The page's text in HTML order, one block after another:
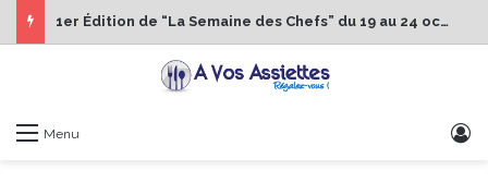
1er Édition de “La Semaine des Chefs” du 19 au 24 octobre 2026
Menu